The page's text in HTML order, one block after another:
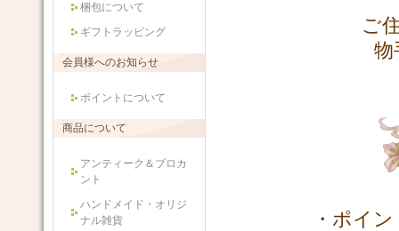
梱包について
ギフトラッピング
会員様へのお知らせ
ポイントについて
商品について
アンティーク＆ブロカ
ント
ハンドメイド・オリジ
ナル雑貨
ご住所など
物
・ポイン